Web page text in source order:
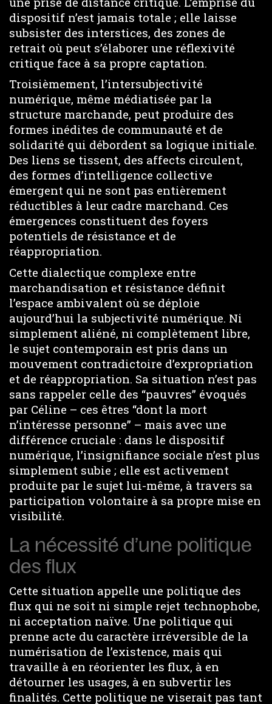
dispositif n’est jamais totale ; elle laisse
subsister des interstices, des zones de
retrait où peut s’élaborer une réflexivité
critique face à sa propre captation.
Troisièmement, l’intersubjectivité
numérique, même médiatisée par la
structure marchande, peut produire des
formes inédites de communauté et de
solidarité qui débordent sa logique initiale.
Des liens se tissent, des affects circulent,
des formes d’intelligence collective
émergent qui ne sont pas entièrement
réductibles à leur cadre marchand. Ces
émergences constituent des foyers
potentiels de résistance et de
réappropriation.
Cette dialectique complexe entre
marchandisation et résistance définit
l’espace ambivalent où se déploie
aujourd’hui la subjectivité numérique. Ni
simplement aliéné, ni complètement libre,
le sujet contemporain est pris dans un
mouvement contradictoire d’expropriation
et de réappropriation. Sa situation n’est pas
sans rappeler celle des “pauvres” évoqués
par Céline – ces êtres “dont la mort
n’intéresse personne” – mais avec une
différence cruciale : dans le dispositif
numérique, l’insignifiance sociale n’est plus
simplement subie ; elle est activement
produite par le sujet lui-même, à travers sa
participation volontaire à sa propre mise en
visibilité.
La nécessité d’une politique
des flux
Cette situation appelle une politique des
flux qui ne soit ni simple rejet technophobe,
ni acceptation naïve. Une politique qui
prenne acte du caractère irréversible de la
numérisation de l’existence, mais qui
travaille à en réorienter les flux, à en
détourner les usages, à en subvertir les
finalités. Cette politique ne viserait pas tant